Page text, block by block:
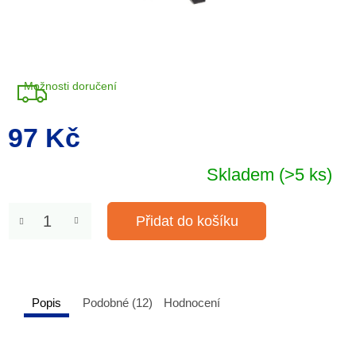
97 Kč
Měrná
cena:
Skladem (>5 ks)
Možnosti doručení
Přidat do košíku
Popis Podobné (12) Hodnocení